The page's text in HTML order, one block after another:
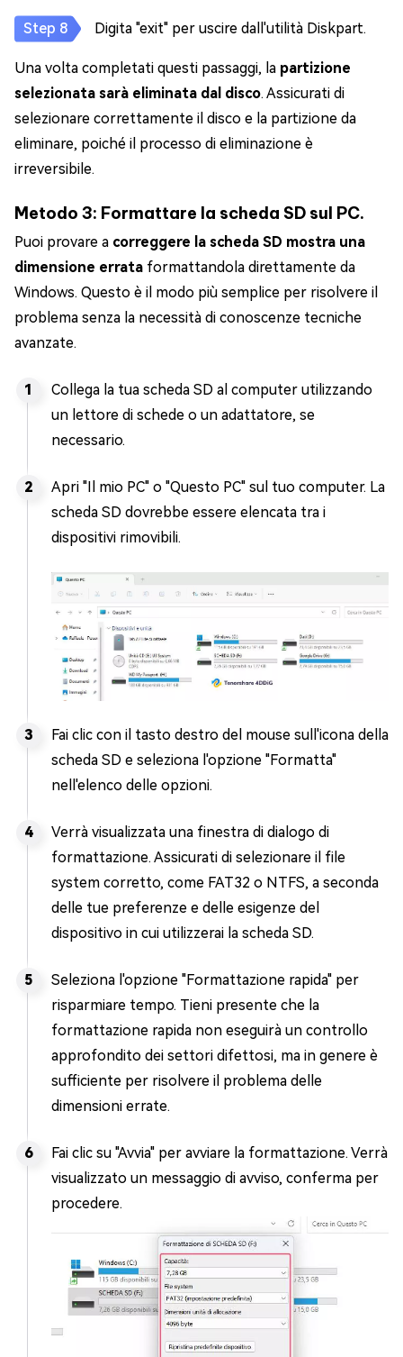
Digita "exit" per uscire dall'utilità Diskpart.
Una volta completati questi passaggi, la partizione
selezionata sarà eliminata dal disco. Assicurati di
selezionare correttamente il disco e la partizione da
eliminare, poiché il processo di eliminazione è
irreversibile.
Metodo 3: Formattare la scheda SD sul PC.
Puoi provare a correggere la scheda SD mostra una
dimensione errata formattandola direttamente da
Windows. Questo è il modo più semplice per risolvere il
problema senza la necessità di conoscenze tecniche
avanzate.
Collega la tua scheda SD al computer utilizzando
un lettore di schede o un adattatore, se
necessario.
Apri "Il mio PC" o "Questo PC" sul tuo computer. La
scheda SD dovrebbe essere elencata tra i
dispositivi rimovibili.
Fai clic con il tasto destro del mouse sull'icona della
scheda SD e seleziona l'opzione "Formatta"
nell'elenco delle opzioni.
Verrà visualizzata una finestra di dialogo di
formattazione. Assicurati di selezionare il file
system corretto, come FAT32 o NTFS, a seconda
delle tue preferenze e delle esigenze del
dispositivo in cui utilizzerai la scheda SD.
Seleziona l'opzione "Formattazione rapida" per
risparmiare tempo. Tieni presente che la
formattazione rapida non eseguirà un controllo
approfondito dei settori difettosi, ma in genere è
sufficiente per risolvere il problema delle
dimensioni errate.
Fai clic su "Avvia" per avviare la formattazione. Verrà
visualizzato un messaggio di avviso, conferma per
procedere.